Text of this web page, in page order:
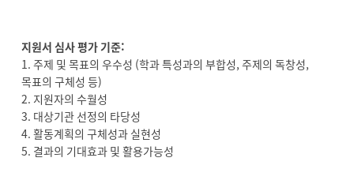
지원서 심사 평가 기준:
1. 주제 및 목표의 우수성 (학과 특성과의 부합성, 주제의 독창성,
목표의 구체성 등)
2. 지원자의 수월성
3. 대상기관 선정의 타당성
4. 활동계획의 구체성과 실현성
5. 결과의 기대효과 및 활용가능성